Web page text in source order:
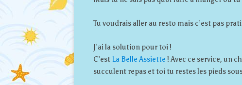
Tu voudrais aller au resto mais c’est pas
J’ai la solution pour toi !
C’est La Belle Assiette ! Avec ce service, un
succulent repas et toi tu restes les pieds